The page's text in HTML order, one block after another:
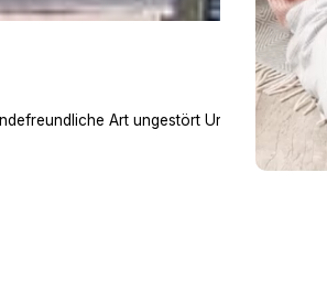
Art ungestört Urlaub zu